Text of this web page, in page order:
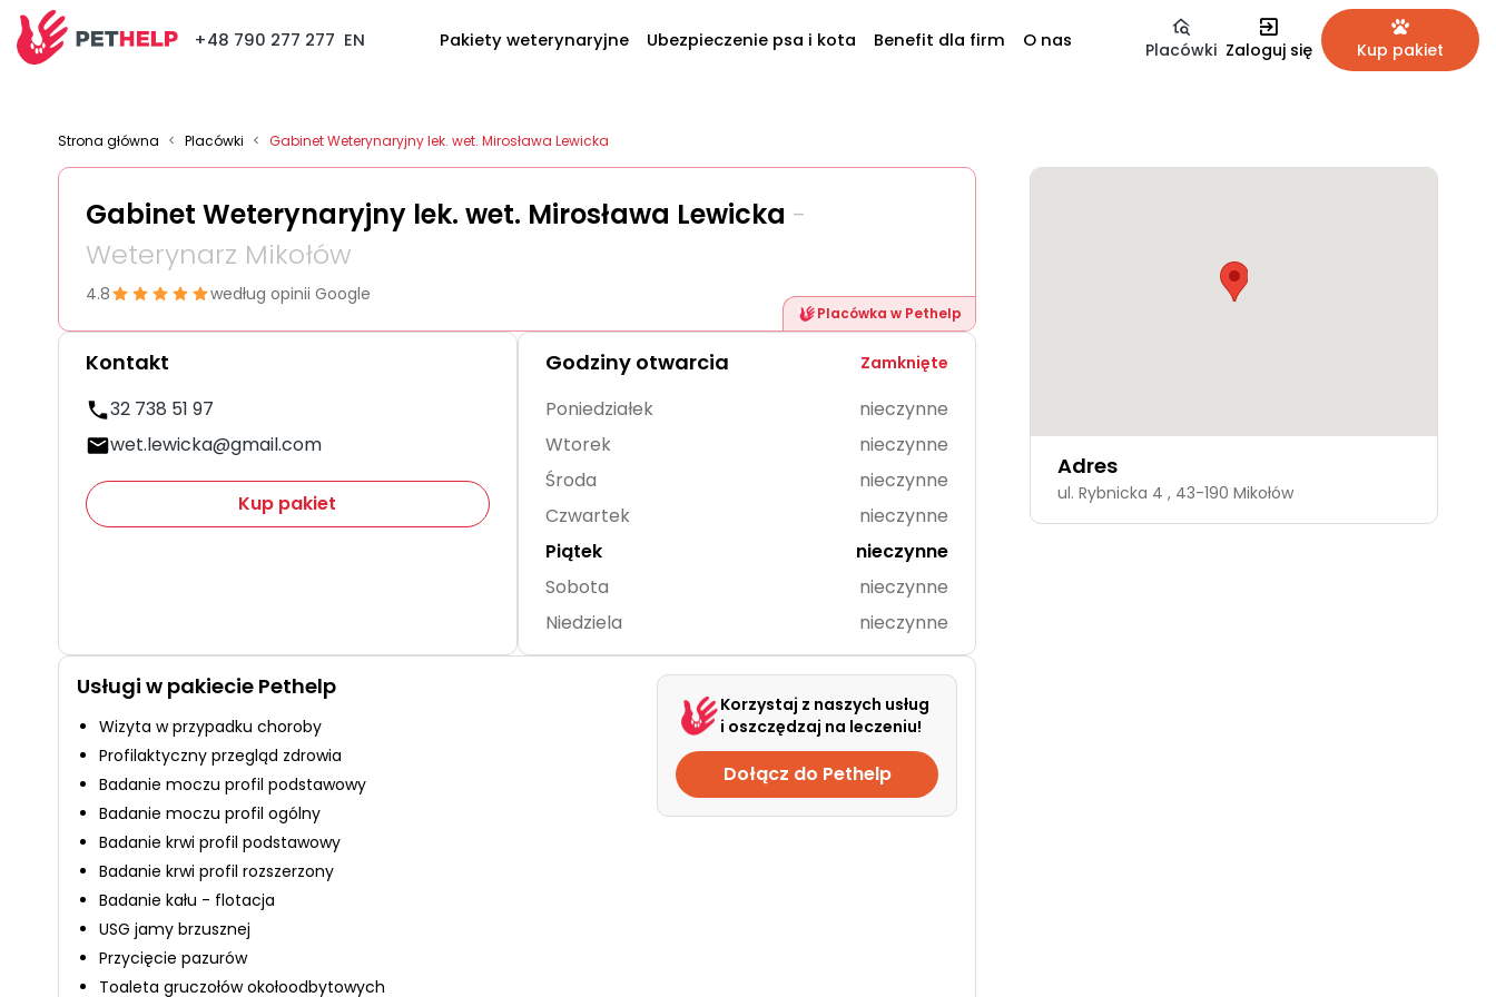
+48 790 277 277 EN Pakiety weterynaryjne Ubezpieczenie psa i kota Benefit dla firm O nas Placówki Zaloguj się Kup pakiet
Strona główna < Placówki < Gabinet Weterynaryjny lek. wet. Mirosława Lewicka
Gabinet Weterynaryjny lek. wet. Mirosława Lewicka -
Weterynarz Mikołów
4.8 według opinii Google
Placówka w Pethelp
Kontakt
32 738 51 97
wet.lewicka@gmail.com
Kup pakiet
Godziny otwarcia Zamknięte
Poniedziałek
nieczynne
Wtorek
nieczynne
Środa
nieczynne
Czwartek
nieczynne
Piątek
nieczynne
Sobota
nieczynne
Niedziela
nieczynne
Usługi w pakiecie Pethelp
Wizyta w przypadku choroby
Profilaktyczny przegląd zdrowia
Badanie moczu profil podstawowy
Badanie moczu profil ogólny
Badanie krwi profil podstawowy
Badanie krwi profil rozszerzony
Badanie kału - flotacja
USG jamy brzusznej
Przycięcie pazurów
Toaleta gruczołów okołoodbytowych
Korzystaj z naszych usług
i oszczędzaj na leczeniu!
Dołącz do Pethelp
Adres
ul. Rybnicka 4 , 43-190 Mikołów